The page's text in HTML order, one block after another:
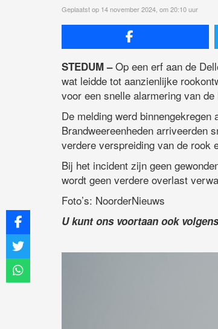
Geplaatst op 14 november 2024, om 20:10 uur
STEDUM –Op een erf aan de
wat leidde tot aanzienlijke
voor een snelle alarmering van de
De melding werd
Brandweereenheden arriveerden
verdere verspreiding van de rook
Bij het incident zijn geen
wordt geen verdere overlast
Foto’s: NoorderNieuws
U kunt ons voortaan ook